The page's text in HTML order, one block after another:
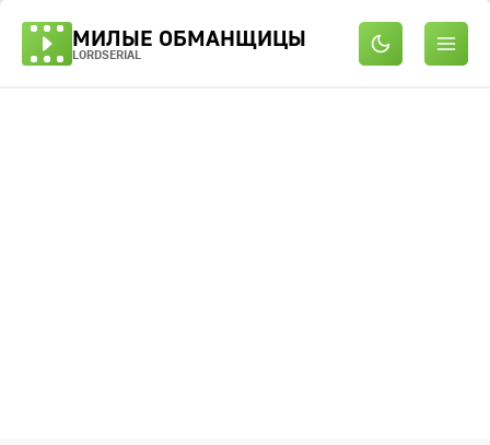
МИЛЫЕ ОБМАНЩИЦЫ
LORDSERIAL